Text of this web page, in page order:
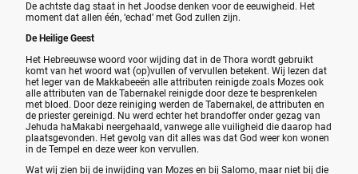
De achtste dag staat in het Joodse denken voor de eeuwigheid. Het
moment dat allen één, ‘echad’ met God zullen zijn.
De Heilige Geest
Het Hebreeuwse woord voor wijding dat in de Thora wordt gebruikt
komt van het woord wat (op)vullen of vervullen betekent. Wij lezen dat
het leger van de Makkabeeën alle attributen reinigde zoals Mozes ook
alle attributen van de Tabernakel reinigde door deze te besprenkelen
met bloed. Door deze reiniging werden de Tabernakel, de attributen en
de priester gereinigd. Nu werd echter het brandoffer onder gezag van
Jehuda haMakabi neergehaald, vanwege alle vuiligheid die daarop had
plaatsgevonden. Het gevolg van dit alles was dat God weer kon wonen
in de Tempel en deze weer kon vervullen.
Wat wij zien bij de inwijding van Mozes en bij Salomo, maar niet bij die